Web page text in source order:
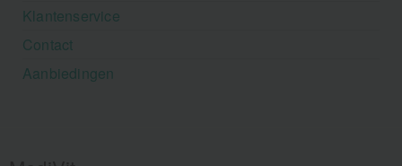
Klantenservice
Contact
Aanbiedingen